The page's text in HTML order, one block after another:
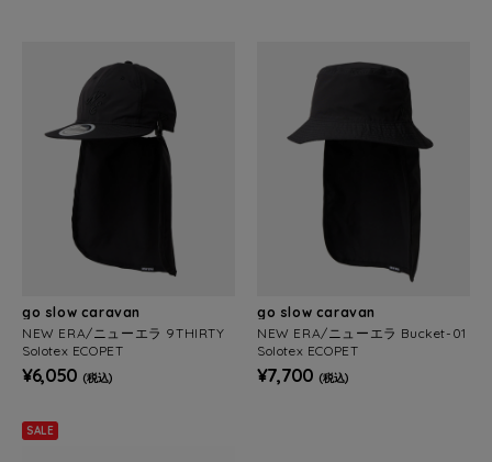
go slow caravan
NEW ERA/ニューエラ 9THIRTY
Solotex ECOPET
¥6,050 (税込)
go slow caravan
NEW ERA/ニューエラ Bucket-01
Solotex ECOPET
¥7,700 (税込)
SALE